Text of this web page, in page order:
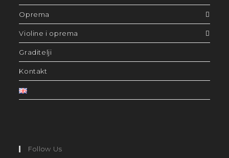
Oprema
Violine i oprema
Graditelji
Kontakt
Follow Us